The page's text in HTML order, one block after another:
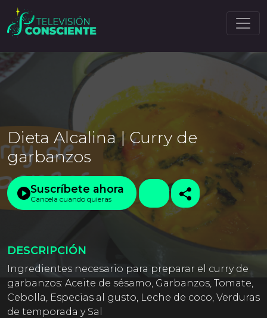
Dieta Alcalina | Curry de
garbanzos
Suscríbete ahora
Cancela cuando quieras
DESCRIPCIÓN
Ingredientes necesario para preparar el curry de
garbanzos: Aceite de sésamo, Garbanzos, Tomate,
Cebolla, Especias al gusto, Leche de coco, Verduras
de temporada y Sal